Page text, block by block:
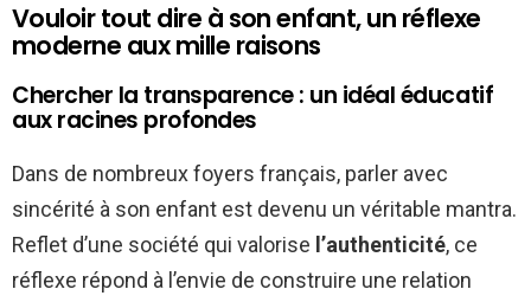
Vouloir tout dire à son enfant, un réflexe
moderne aux mille raisons
Chercher la transparence : un idéal éducatif
aux racines profondes
Dans de nombreux foyers français, parler avec
sincérité à son enfant est devenu un véritable mantra.
Reflet d’une société qui valorise l’authenticité, ce
réflexe répond à l’envie de construire une relation